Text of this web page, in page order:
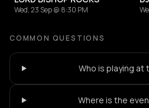
Wed, 23 Sep @ 8:30 PM
COMMON QUESTIONS
Who is playing at
Where is the